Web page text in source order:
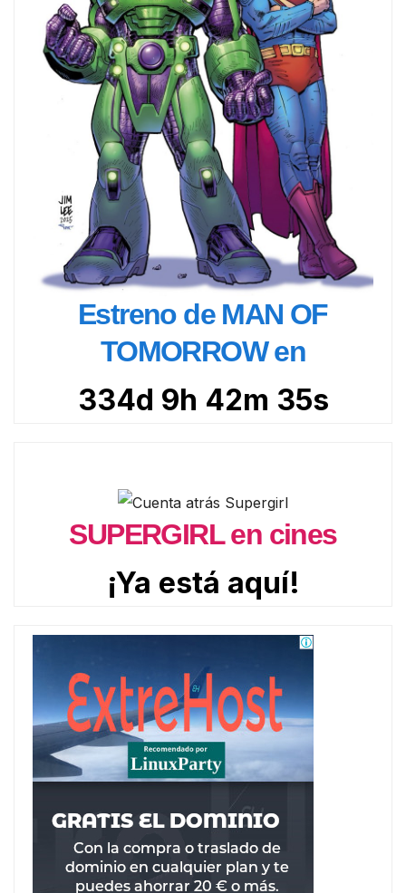
Estreno de MAN OF
TOMORROW en
334d 9h 42m 33s
SUPERGIRL en cines
¡Ya está aquí!